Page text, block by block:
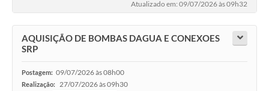
Atualizado em: 09/07/2026 às 09h32
AQUISIÇÃO DE BOMBAS DAGUA E CONEXOES
SRP
Postagem: 09/07/2026 às 08h00
Realização: 27/07/2026 às 09h30